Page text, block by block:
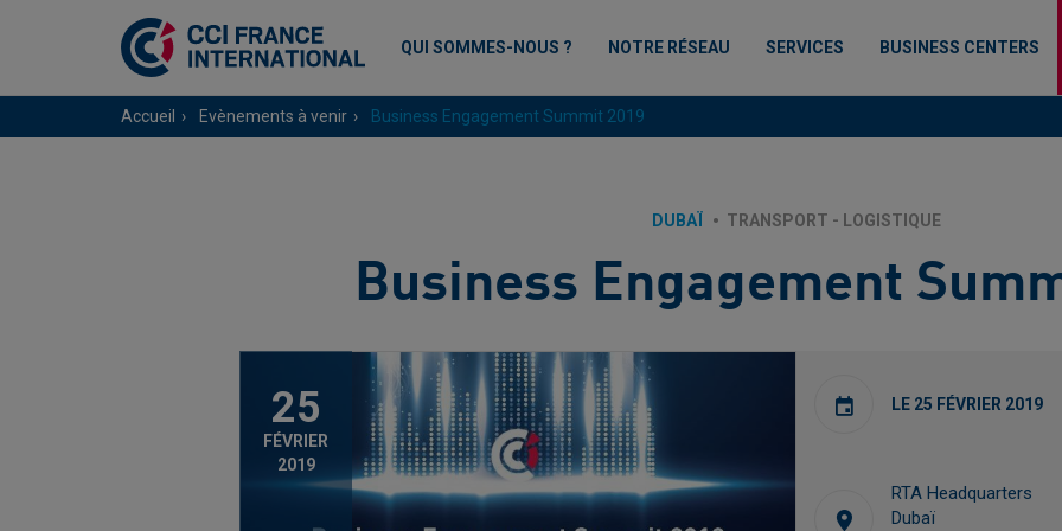
QUI SOMMES-NOUS ? NOTRE RÉSEAU SERVICES BUSINESS CENTERS
Accueil Evènements à venir Business Engagement Summit 2019
DUBAÏ TRANSPORT - LOGISTIQUE
Business Engagement
25
FÉVRIER
2019
LE 25 FÉVRIER 2019
RTA Headquarters
Dubaï